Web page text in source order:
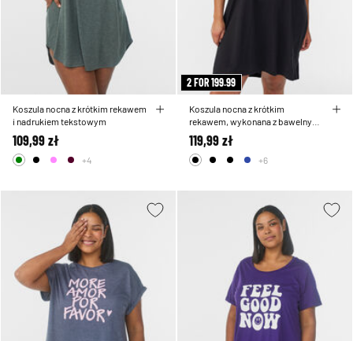
Koszula nocna z krótkim rekawem
i nadrukiem tekstowym
109,99 zł
+4
2 FOR 199.99
Koszula nocna z krótkim
rekawem, wykonana z bawelny
organicznej
119,99 zł
+6